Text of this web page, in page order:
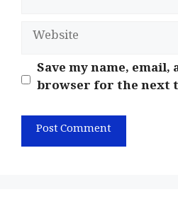
Website
Save my name,
browser for the next